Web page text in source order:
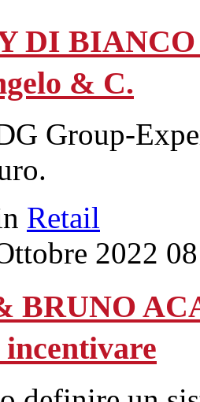
DI
& C.
Group-
Retail
2022
BRUNO